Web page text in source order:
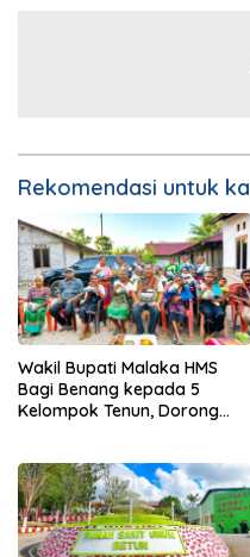
Rekomendasi untuk
Wakil Bupati Malaka HMS
Bagi Benang kepada 5
Kelompok Tenun, Dorong